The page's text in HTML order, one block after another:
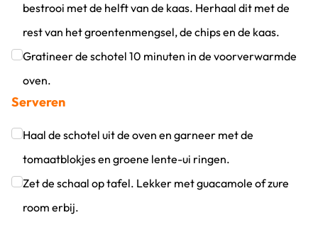
bestrooi met de helft van de kaas. Herhaal dit met de
rest van het groentenmengsel, de chips en de kaas.
Klik om dit selectievakje aan te vinken
Gratineer de schotel 10 minuten in de voorverwarmde
oven.
Klik om dit selectievakje aan te vinken
Serveren
Haal de schotel uit de oven en garneer met de
tomaatblokjes en groene lente-ui ringen.
Klik om dit selectievakje aan te vinken
Zet de schaal op tafel. Lekker met guacamole of zure
room erbij.